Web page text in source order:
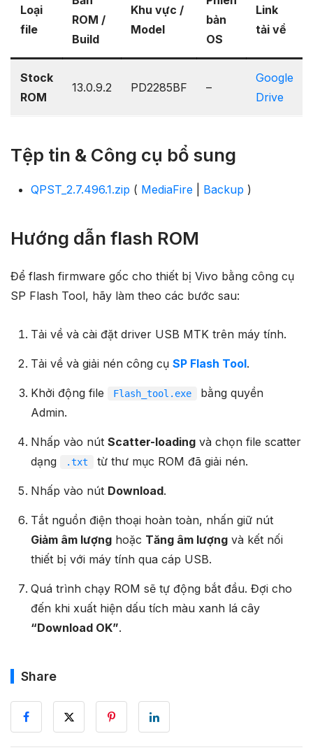
Loại
file
ROM /
Build
Khu vực /
Model
bản
OS
Link
tải về
Stock
ROM
13.0.9.2 PD2285BF –
Google
Drive
Tệp tin & Công cụ bổ sung
QPST_2.7.496.1.zip ( MediaFire| Backup )
Hướng dẫn flash ROM
Để flash firmware gốc cho thiết bị Vivo bằng công cụ
SP Flash Tool, hãy làm theo các bước sau:
Tải về và cài đặt driver USB MTK trên máy tính.
Tải về và giải nén công cụ SP Flash Tool.
Khởi động file Flash_tool.exe
bằng quyền
Admin.
Nhấp vào nút Scatter-loadingvà chọn file scatter
dạng
.txt từ thư mục ROM đã giải nén.
Nhấp vào nút Download.
Tắt nguồn điện thoại hoàn toàn, nhấn giữ nút
Giảm âm lượnghoặc Tăng âm lượngvà kết nối
thiết bị với máy tính qua cáp USB.
Quá trình chạy ROM sẽ tự động bắt đầu. Đợi cho
đến khi xuất hiện dấu tích màu xanh lá cây
“Download OK”.
Share